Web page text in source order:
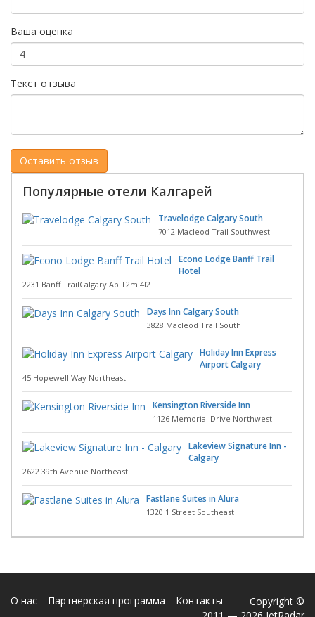
Ваша оценка
Текст отзыва
Популярные отели Калгарей
Travelodge Calgary South
7012 Macleod Trail Southwest
Econo Lodge Banff Trail
Hotel
2231 Banff TrailCalgary Ab T2m 4l2
Days Inn Calgary South
3828 Macleod Trail South
Holiday Inn Express
Airport Calgary
45 Hopewell Way Northeast
Kensington Riverside Inn
1126 Memorial Drive Northwest
Lakeview Signature Inn -
Calgary
2622 39th Avenue Northeast
Fastlane Suites in Alura
1320 1 Street Southeast
О нас Партнерская программа Контакты
Copyright ©